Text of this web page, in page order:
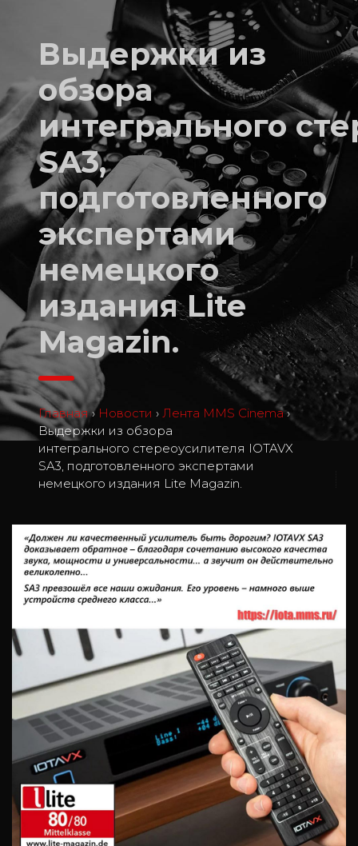
Выдержки из
обзора
интегрального
SA3,
подготовленного
экспертами
немецкого
издания Lite
Magazin.
Главная › Новости › Лента MMS Cinema ›
Выдержки из обзора
интегрального стереоусилителя IOTAVX
SA3, подготовленного экспертами
немецкого издания Lite Magazin.